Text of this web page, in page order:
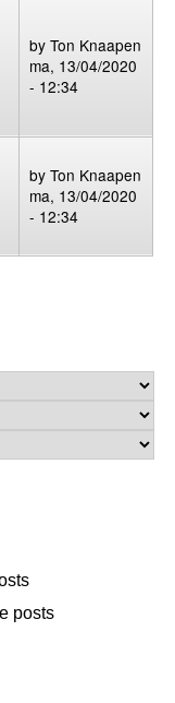
by Ton Knaapen
ma, 13/04/2020
- 12:34
by Ton Knaapen
ma, 13/04/2020
- 12:34
posts